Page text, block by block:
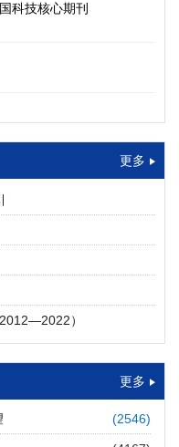
, 严新平
壮
10.16503/j.cnki.2095-
电负荷预测
性提升方法
, 郑帅
10.16503/j.cnki.2095-
科技核心期刊
更多
）
更多
(2546)